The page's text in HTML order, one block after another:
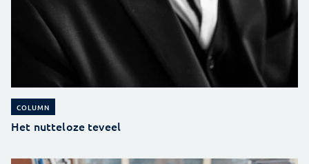
COLUMN
Het nutteloze teveel